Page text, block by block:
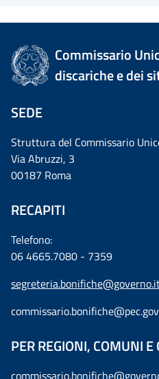
Commissario
discariche e dei
SEDE
Struttura del Commissario
Via Abruzzi, 3
00187 Roma
RECAPITI
Telefono:
06 4665.7080 - 7359
PER REGIONI, COMUNI E